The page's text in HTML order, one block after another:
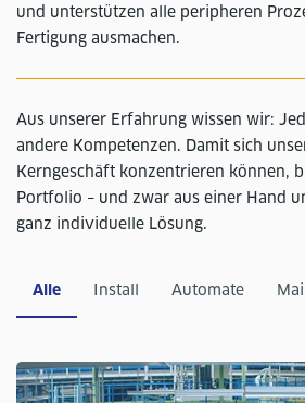
und unterstützen alle peripheren
Fertigung ausmachen.
Aus unserer Erfahrung wissen wir:
andere Kompetenzen. Damit sich
Kerngeschäft konzentrieren können,
Portfolio – und zwar aus einer Hand
ganz individuelle Lösung.
Alle Install Automate